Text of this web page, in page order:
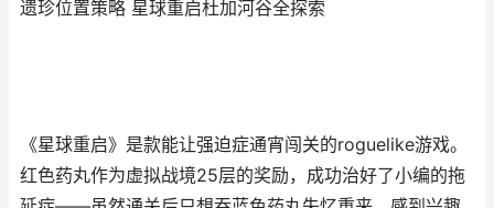
遗珍位置策略 星球重启杜加河谷全探索
《星球重启》是款能让强迫症通宵闯关的roguelike游戏。
红色药丸作为虚拟战境25层的奖励，成功治好了小编的拖